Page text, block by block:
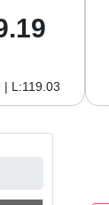
| L:119.03